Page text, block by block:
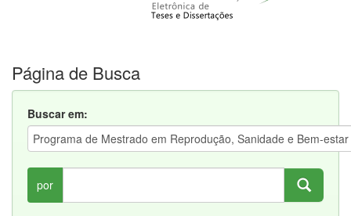
Página de Busca
Buscar em:
por